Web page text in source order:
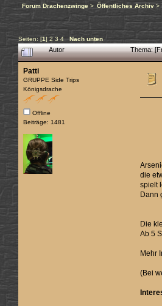
Forum Drachenzwinge > Öffentliches Archiv>
Seiten: [1] 2 3 4 Nach unten
Autor Thema:
Patti
GRUPPE Side Trips
Königsdrache
Offline
Beiträge: 1481
die
spielt
Dann
Die
Ab 5
Mehr
(Bei